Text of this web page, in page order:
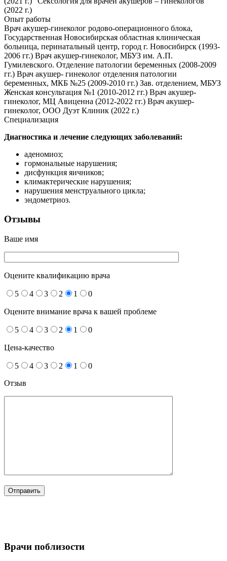
(2022 г.)
Опыт работы
Врач акушер-гинеколог родово-операционного блока,
Государственная Новосибирская областная клиническая
больница, перинатальный центр, город г. Новосибирск (1993-
2006 гг.) Врач акушер-гинеколог, МБУЗ им. А.П.
Гумилевского. Отделение патологии беременных (2008-2009
гг.) Врач акушер- гинеколог отделения патологии
беременных, МКБ №25 (2009-2010 гг.) Зав. отделением, МБУЗ
Женская консультация №1 (2010-2012 гг.) Врач акушер-
гинеколог, МЦ Авиценна (2012-2022 гг.) Врач акушер-
гинеколог, ООО Дуэт Клиник (2022 г.)
Специализация
Диагностика и лечение следующих заболеваний:
аденомиоз;
гормональные нарушения;
дисфункция яичников;
климактерические нарушения;
нарушения менструального цикла;
эндометриоз.
Отзывы
Ваше имя
Оцените квалификацию врача
5 4 3 2 1 0
Оцените внимание врача к вашей проблеме
5 4 3 2 1 0
Цена-качество
5 4 3 2 1
0
Отзыв
Врачи поблизости